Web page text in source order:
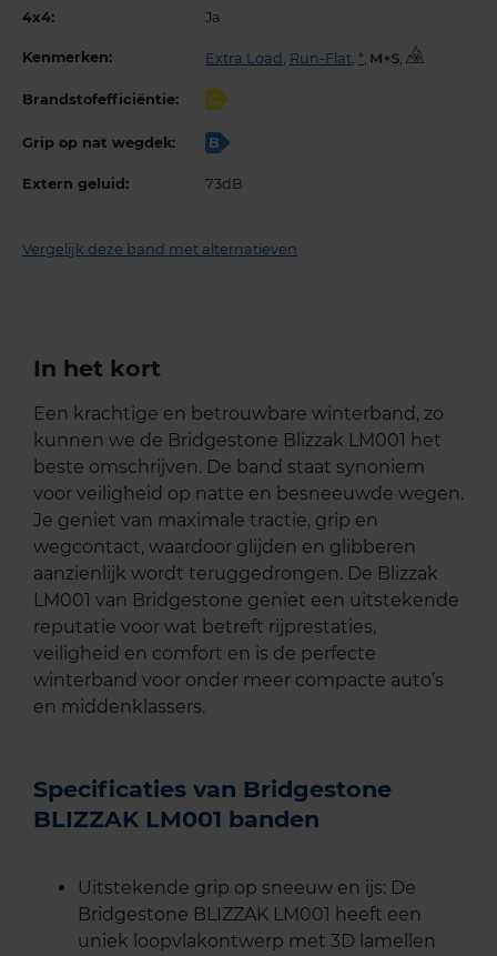
4x4: Ja
Kenmerken: Extra Load , Run-Flat, *, ,
Brandstofefficiëntie: C
Grip op nat wegdek: B
Extern geluid: 73dB
Vergelijk deze band met alternatieven
In het kort
Een krachtige en betrouwbare winterband, zo
kunnen we de Bridgestone Blizzak LM001 het
beste omschrijven. De band staat synoniem
voor veiligheid op natte en besneeuwde wegen.
Je geniet van maximale tractie, grip en
wegcontact, waardoor glijden en glibberen
aanzienlijk wordt teruggedrongen. De Blizzak
LM001 van Bridgestone geniet een uitstekende
reputatie voor wat betreft rijprestaties,
veiligheid en comfort en is de perfecte
winterband voor onder meer compacte auto’s
en middenklassers.
Specificaties van Bridgestone
BLIZZAK LM001 banden
Uitstekende grip op sneeuw en ijs: De
Bridgestone BLIZZAK LM001 heeft een
uniek loopvlakontwerp met 3D lamellen